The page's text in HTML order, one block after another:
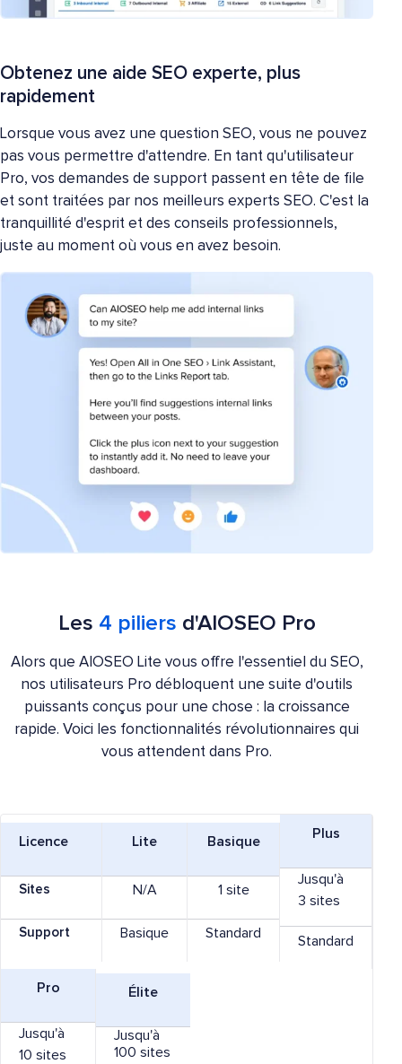
Obtenez une aide SEO experte, plus
rapidement
Lorsque vous avez une question SEO, vous ne pouvez
pas vous permettre d'attendre. En tant qu'utilisateur
Pro, vos demandes de support passent en tête de file
et sont traitées par nos meilleurs experts SEO. C'est la
tranquillité d'esprit et des conseils professionnels,
juste au moment où vous en avez besoin.
Les 4 piliers d'AIOSEO Pro
Alors que AIOSEO Lite vous offre l'essentiel du SEO,
nos utilisateurs Pro débloquent une suite d'outils
puissants conçus pour une chose : la croissance
rapide. Voici les fonctionnalités révolutionnaires qui
vous attendent dans Pro.
Licence
Sites
Support
Lite
N/A
Basique
Basique
1 site
Standard
Plus
Jusqu'à
3 sites
Standard
Pro
Jusqu'à
10 sites
Élite
Jusqu'à
100 sites